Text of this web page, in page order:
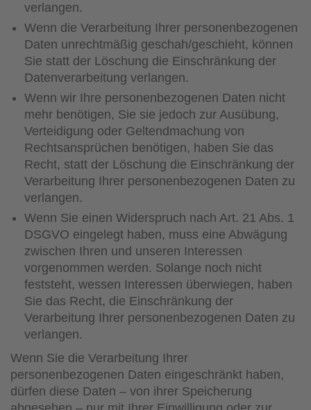
verlangen.
Wenn die Verarbeitung Ihrer personenbezogenen
Daten unrechtmäßig geschah/geschieht, können
Sie statt der Löschung die Einschränkung der
Datenverarbeitung verlangen.
Wenn wir Ihre personenbezogenen Daten nicht
mehr benötigen, Sie sie jedoch zur Ausübung,
Verteidigung oder Geltendmachung von
Rechtsansprüchen benötigen, haben Sie das
Recht, statt der Löschung die Einschränkung der
Verarbeitung Ihrer personenbezogenen Daten zu
verlangen.
Wenn Sie einen Widerspruch nach Art. 21 Abs. 1
DSGVO eingelegt haben, muss eine Abwägung
zwischen Ihren und unseren Interessen
vorgenommen werden. Solange noch nicht
feststeht, wessen Interessen überwiegen, haben
Sie das Recht, die Einschränkung der
Verarbeitung Ihrer personenbezogenen Daten zu
verlangen.
Wenn Sie die Verarbeitung Ihrer
personenbezogenen Daten eingeschränkt haben,
dürfen diese Daten – von ihrer Speicherung